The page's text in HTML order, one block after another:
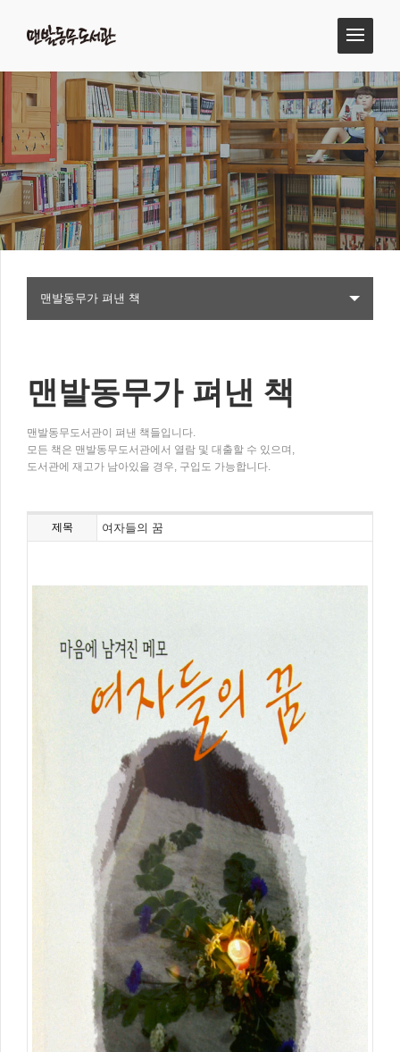
맨발동무가 펴낸 책
맨발동무가 펴낸 책
맨발동무도서관이 펴낸 책들입니다.
모든 책은 맨발동무도서관에서 열람 및 대출할 수 있으며,
도서관에 재고가 남아있을 경우, 구입도 가능합니다.
제목 여자들의 꿈